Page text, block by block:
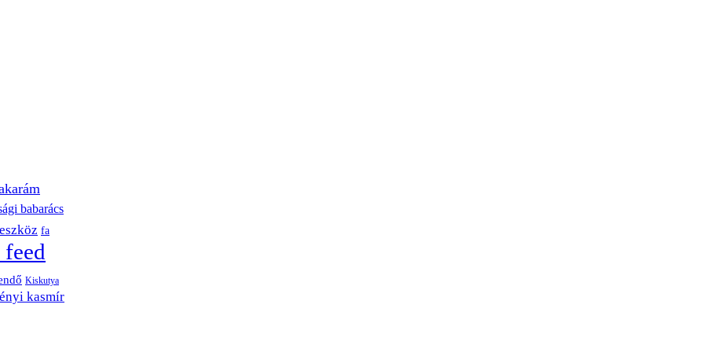
babarács
fa
Kiskutya
kasmír